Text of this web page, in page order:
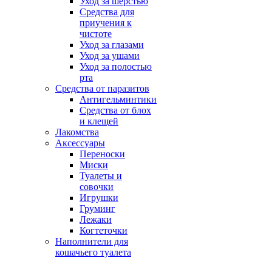
Средства для
приучения к
чистоте
Уход за глазами
Уход за ушами
Уход за полостью
рта
Средства от паразитов
Антигельминтики
Средства от блох
и клещей
Лакомства
Аксессуары
Переноски
Миски
Туалеты и
совочки
Игрушки
Груминг
Лежаки
Когтеточки
Наполнители для
кошачьего туалета